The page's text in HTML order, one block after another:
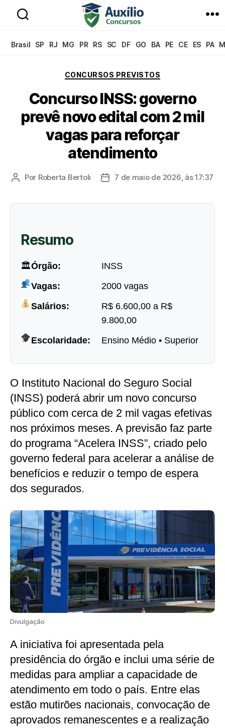
Concursos
Brasil SP RJ MG PR RS SC DF GO BA PE CE ES PA
Categorias
CONCURSOS PREVISTOS
Concurso INSS: governo
prevê novo edital com 2 mil
vagas para reforçar
atendimento
Autor
Por Roberta Bertoli
Data7 de maio de 2026, às 17:37
Resumo
🏛Órgão:
INSS
Vagas:
2000 vagas
Salários:
R$ 6.600,00 a R$
9.800,00
Escolaridade:
Ensino Médio • Superior
O Instituto Nacional do Seguro Social
(INSS) poderá abrir um novo concurso
público com cerca de 2 mil vagas efetivas
nos próximos meses. A previsão faz parte
do programa “Acelera INSS”, criado pelo
governo federal para acelerar a análise de
benefícios e reduzir o tempo de espera
dos segurados.
Divulgação
A iniciativa foi apresentada pela
presidência do órgão e inclui uma série de
medidas para ampliar a capacidade de
atendimento em todo o país. Entre elas
estão mutirões nacionais, convocação de
aprovados remanescentes e a realização